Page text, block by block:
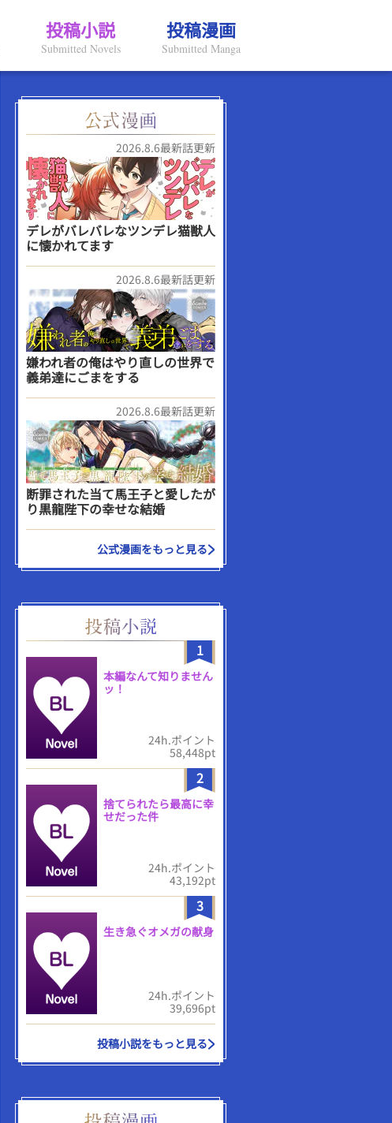
投稿小説
Submitted Novels
投稿漫画
Submitted Manga
2026.8.6最新話更新
デレがバレバレなツンデレ猫獣人
に懐かれてます
2026.8.6最新話更新
嫌われ者の俺はやり直しの世界で
義弟達にごまをする
2026.8.6最新話更新
断罪された当て馬王子と愛したが
り黒龍陛下の幸せな結婚
公式漫画をもっと見る
1
本編なんて知りません
ッ！
24h.ポイント
58,448pt
2
捨てられたら最高に幸
せだった件
24h.ポイント
43,192pt
3
生き急ぐオメガの献身
24h.ポイント
39,696pt
投稿小説をもっと見る